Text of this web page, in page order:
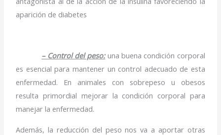
aparición de diabetes
– Control del peso:una buena condición corporal
es esencial para mantener un control adecuado de esta
enfermedad. En animales con sobrepeso u obesos
resulta primordial mejorar la condición corporal para
manejar la enfermedad.
Además, la reducción del peso nos va a aportar otras